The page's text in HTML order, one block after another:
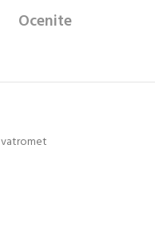
Ocenite
vatromet